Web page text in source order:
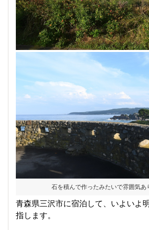
石を積んで作ったみたいで雰囲気あ
青森県三沢市に宿泊して、いよいよ
指します。